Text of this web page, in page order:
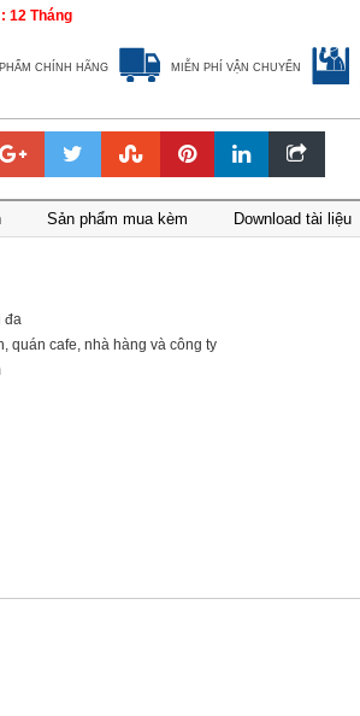
12 Tháng
CHÍNH HÃNG
MIỄN PHÍ VẬN CHUYỂN
Sản phẩm mua kèm Download tài liệu
đa
quán cafe, nhà hàng và công ty